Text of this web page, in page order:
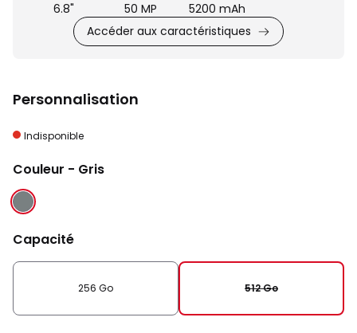
6.8" 50 MP
5200 mAh
Accéder aux caractéristiques
Personnalisation
Indisponible
Couleur - Gris
Capacité
256 Go 512 Go